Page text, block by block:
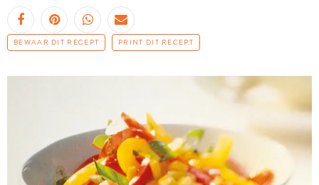
BEWAAR DIT RECEPT PRINT DIT RECEPT